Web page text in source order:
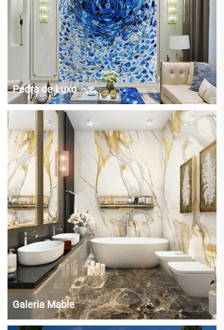
Pedra de Luxo
a excelente pedra azul semi-preciosa e outras, foram cuidadosamente
combinadas para criar uma pedra preciosa única. A qualidade
translúcida de algumas pedras preciosas de luxo permite que a luz
passe...
Galeria Mable